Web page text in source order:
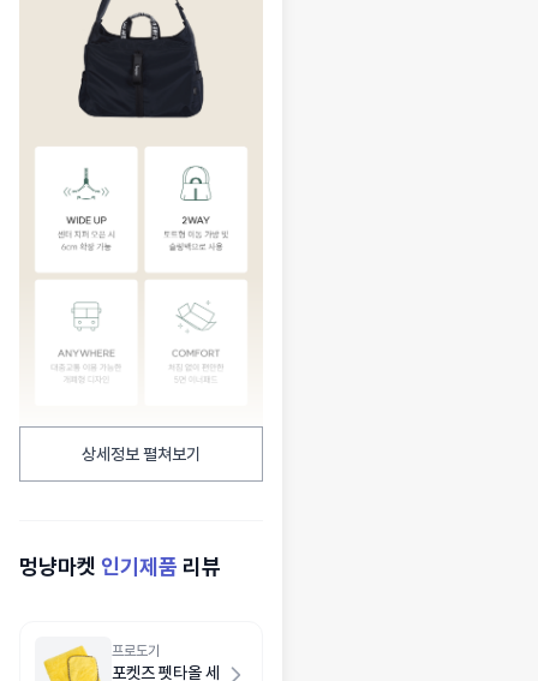
상세정보 펼쳐보기
멍냥마켓 인기제품 리뷰
프로도기
포켓즈 펫타올 세